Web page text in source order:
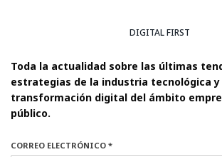
DIGITAL FIRST
Toda la actualidad sobre las últimas
estrategias de la industria tecnológica y
transformación digital del ámbito
público.
CORREO ELECTRÓNICO *